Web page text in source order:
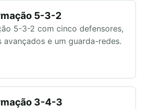
5-3-2
5-3-2 com cinco defensores,
avançados e um guarda-redes.
3-4-3